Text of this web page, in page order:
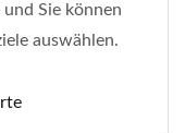
Sie können
auswählen.